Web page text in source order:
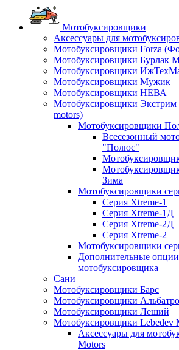
Мотобуксировщики
Аксессуары для
Мотобуксировщики Forza
Мотобуксировщики Бурлак
Мотобуксировщики
Мотобуксировщики Мужик
Мотобуксировщики НЕВА
Мотобуксировщики Экстрим
motors)
Мотобуксировщики
Всесезонный
"Полюс"
Зима
Мотобуксировщики
Серия Xtreme-1
Серия Xtreme-1Д
Серия Xtreme-2Д
Серия Xtreme-2
Мотобуксировщики
Дополнительные
мотобуксировщика
Сани
Мотобуксировщики Барс
Мотобуксировщики
Мотобуксировщики Леший
Мотобуксировщики Lebedev
Аксессуары для
Motors